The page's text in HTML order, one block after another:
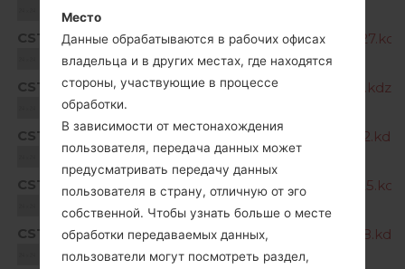
Unknown
CST
Unknown
Q720QM520b_00_CCT_US_OP_0827.kdz
CST
Unknown
Q720QM520c_00_CCT_US_OP_1113.kdz
CST
Unknown
Q720QM520d_00_CCT_US_OP_1222.kdz
CST
Unknown
Q720QM520e_00_CCT_US_OP_0225.kdz
CST
Unknown
Q720QM520f_00_CCT_US_OP_0508.kdz
Место
Данные обрабатываются в рабочих офисах
владельца и в других местах, где находятся
стороны, участвующие в процессе
обработки.
В зависимости от местонахождения
пользователя, передача данных может
предусматривать передачу данных
пользователя в страну, отличную от эго
собственной. Чтобы узнать больше о месте
обработки передаваемых данных,
пользователи могут посмотреть раздел,